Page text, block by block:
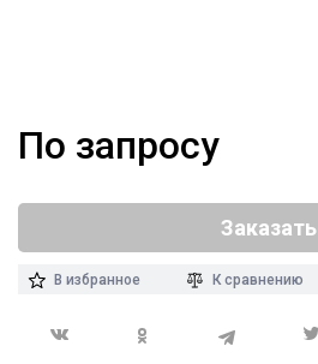
По запросу
Заказать
В избранное К сравнению